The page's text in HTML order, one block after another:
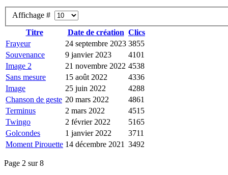
Affichage #
Titre
Date de création Clics
Frayeur
24 septembre 2023 3855
Souvenance
9 janvier 2023
4101
Image 2
21 novembre 2022 4538
Sans mesure
15 août 2022
4336
Image
25 juin 2022
4288
Chanson de geste 20 mars 2022
4861
Terminus
2 mars 2022
4515
Twingo
2 février 2022
5165
Golcondes
1 janvier 2022
3711
Moment Pirouette 14 décembre 2021 3492
Page 2 sur 8